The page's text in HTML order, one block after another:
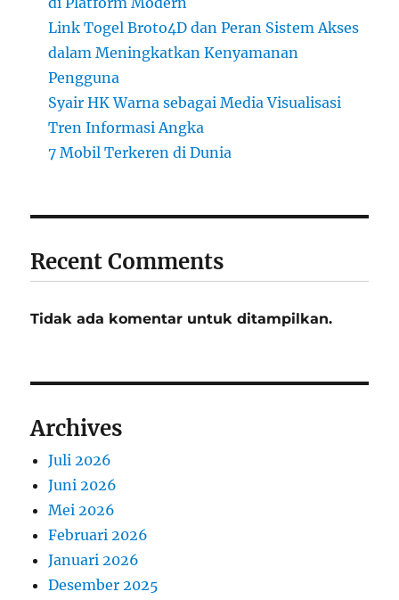
Link Togel Broto4D dan Peran Sistem Akses
dalam Meningkatkan Kenyamanan
Pengguna
Syair HK Warna sebagai Media Visualisasi
Tren Informasi Angka
7 Mobil Terkeren di Dunia
Recent Comments
Tidak ada komentar untuk ditampilkan.
Archives
Juli 2026
Juni 2026
Mei 2026
Februari 2026
Januari 2026
Desember 2025